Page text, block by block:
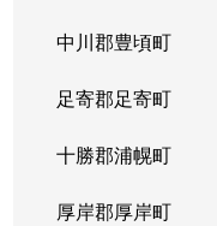
中川郡豊頃町
足寄郡足寄町
十勝郡浦幌町
厚岸郡厚岸町